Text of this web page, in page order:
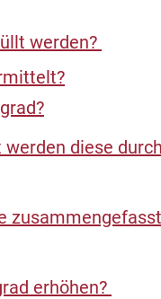
werden?
werden diese
erhöhen?